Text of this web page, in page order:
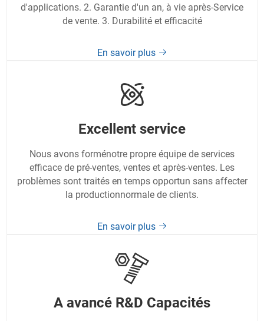
d'applications. 2. Garantie d'un an, à vie après-Service
de vente. 3. Durabilité et efficacité
En savoir plus
Excellent service
Nous avons forménotre propre équipe de services
efficace de pré-ventes, ventes et après-ventes. Les
problèmes sont traités en temps opportun sans affecter
la productionnormale de clients.
En savoir plus
A avancé R&D Capacités